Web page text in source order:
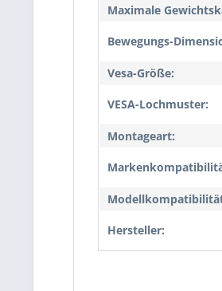
Maximale
Bewegungs-
Vesa-Größe:
VESA-Lochmuster:
Montageart:
Hersteller: